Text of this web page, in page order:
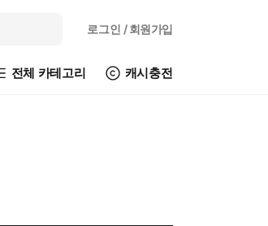
로그인 / 회원가입
전체 카테고리 캐시충전